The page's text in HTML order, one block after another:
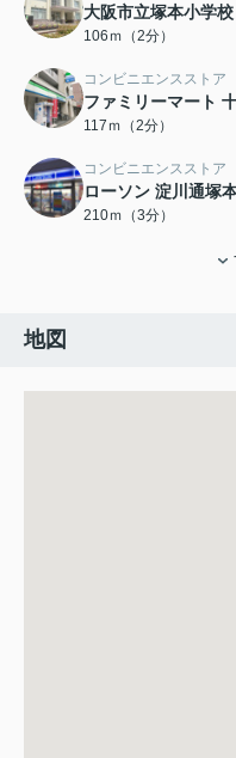
大阪市立塚本小学校
106ｍ（2分）
コンビニエンスストア
ファミリーマート
117ｍ（2分）
コンビニエンスストア
ローソン 淀川通塚
210ｍ（3分）
地図